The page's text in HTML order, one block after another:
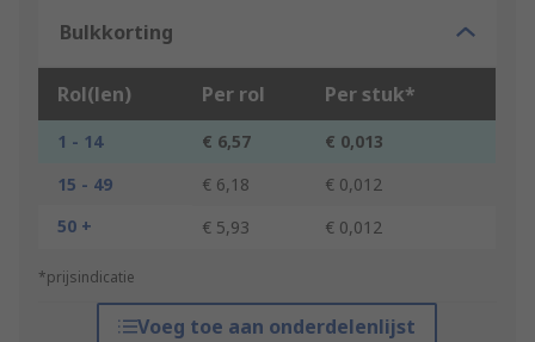
Bulkkorting
Rol(len) Per rol Per stuk*
1 - 14 € 6,57
€ 0,013
15 - 49
€ 6,18
€ 0,012
50 +
€ 5,93 € 0,012
*prijsindicatie
Voeg toe aan onderdelenlijst